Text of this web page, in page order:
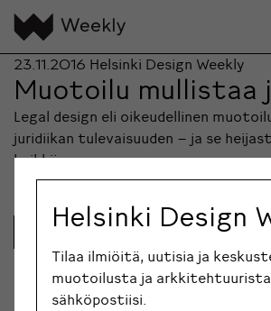
23.11.2016 Helsinki Design Weekly
Muotoilu mullistaa
Legal design eli oikeudellinen
juridiikan tulevaisuuden – ja se
kaikkiin.
Lue lisää
Helsinki Design
Tilaa ilmiöitä, uutisia ja
muotoilusta ja arkkitehtuurista
sähköpostiisi.